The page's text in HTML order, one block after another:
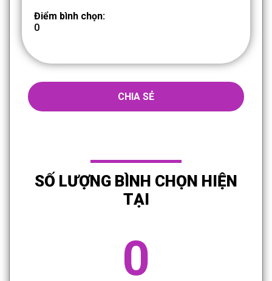
Điểm bình chọn:
0
CHIA SẺ
SỐ LƯỢNG BÌNH CHỌN HIỆN
TẠI
0